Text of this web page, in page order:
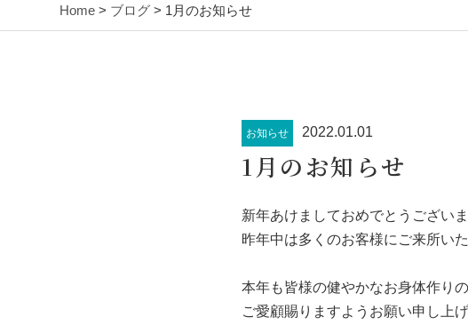
Home > ブログ > 1月のお知らせ
お知らせ 2022.01.01
1月のお知らせ
新年あけましておめでとうございま
昨年中は多くのお客様にご来所い
本年も皆様の健やかなお身体作り
ご愛顧賜りますようお願い申し上げ